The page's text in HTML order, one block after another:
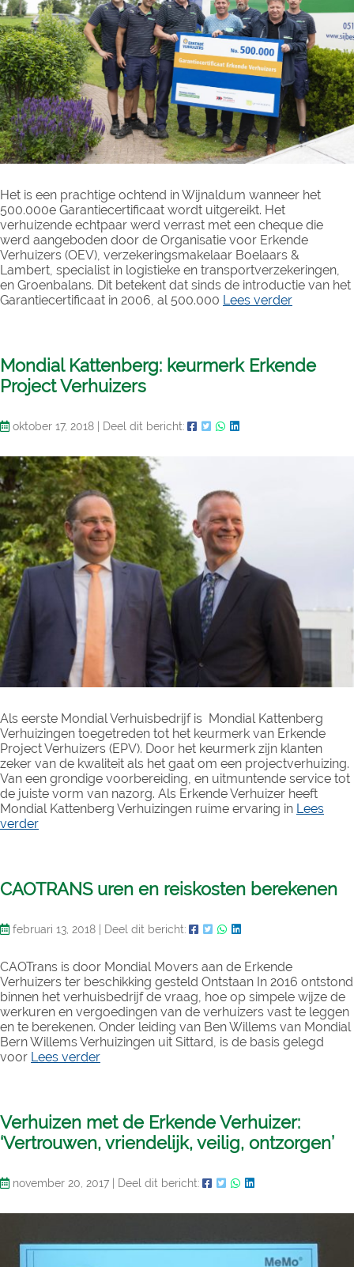
Het is een prachtige ochtend in Wijnaldum wanneer het
500.000e Garantiecertificaat wordt uitgereikt. Het
verhuizende echtpaar werd verrast met een cheque die
werd aangeboden door de Organisatie voor Erkende
Verhuizers (OEV), verzekeringsmakelaar Boelaars &
Lambert, specialist in logistieke en transportverzekeringen,
en Groenbalans. Dit betekent dat sinds de introductie van het
Garantiecertificaat in 2006, al 500.000 Lees verder
Mondial Kattenberg: keurmerk Erkende
Project Verhuizers
oktober 17, 2018 Deel dit bericht:
Als eerste Mondial Verhuisbedrijf is Mondial Kattenberg
Verhuizingen toegetreden tot het keurmerk van Erkende
Project Verhuizers (EPV). Door het keurmerk zijn klanten
zeker van de kwaliteit als het gaat om een projectverhuizing.
Van een grondige voorbereiding, en uitmuntende service tot
de juiste vorm van nazorg. Als Erkende Verhuizer heeft
Mondial Kattenberg Verhuizingen ruime ervaring in Lees
verder
CAOTRANS uren en reiskosten berekenen
februari 13, 2018 | Deel dit bericht:
CAOTrans is door Mondial Movers aan de Erkende
Verhuizers ter beschikking gesteld Ontstaan In 2016 ontstond
binnen het verhuisbedrijf de vraag, hoe op simpele wijze de
werkuren en vergoedingen van de verhuizers vast te leggen
en te berekenen. Onder leiding van Ben Willems van Mondial
Bern Willems Verhuizingen uit Sittard, is de basis gelegd
voor Lees verder
Verhuizen met de Erkende Verhuizer:
‘Vertrouwen, vriendelijk, veilig, ontzorgen’
november 20, 2017 | Deel dit bericht: